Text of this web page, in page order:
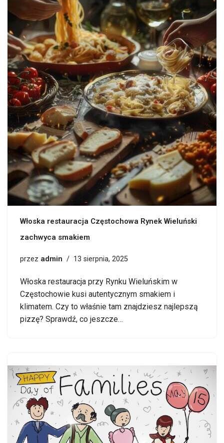
Włoska restauracja Częstochowa Rynek Wieluński
zachwyca smakiem
przez admin 13 sierpnia, 2025
Włoska restauracja przy Rynku Wieluńskim w
Częstochowie kusi autentycznym smakiem i
klimatem. Czy to właśnie tam znajdziesz najlepszą
pizzę? Sprawdź, co jeszcze…